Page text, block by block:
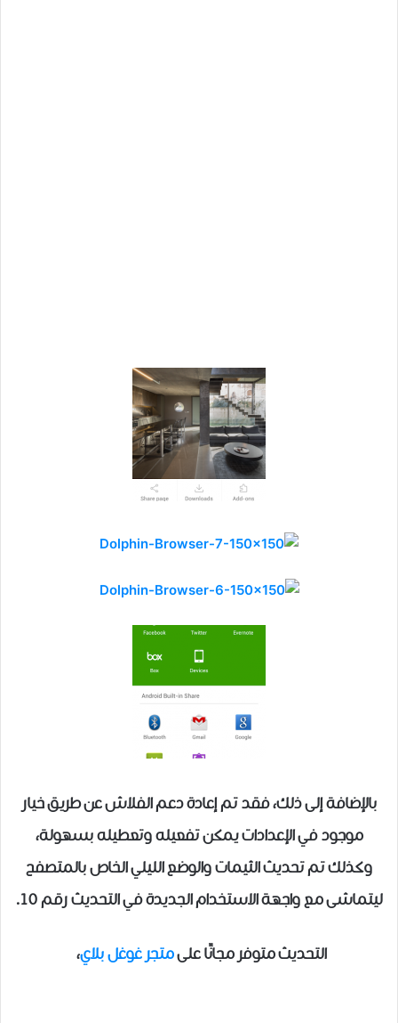
بالإضافة إلى ذلك، فقد تم إعادة دعم الفلاش عن طريق خيار
موجود في الإعدادات يمكن تفعيله وتعطيله بسهولة،
وكذلك تم تحديث الثيمات والوضع الليلي الخاص بالمتصفح
ليتماشى مع واجهة الاستخدام الجديدة في التحديث رقم 10.
التحديث متوفر مجانًا علىمتجر غوغل بلاي،